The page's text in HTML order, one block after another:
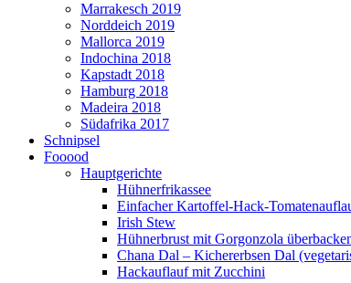
Marrakesch 2019
Norddeich 2019
Mallorca 2019
Indochina 2018
Kapstadt 2018
Hamburg 2018
Madeira 2018
Südafrika 2017
Schnipsel
Fooood
Hauptgerichte
Hühnerfrikassee
Einfacher Kartoffel-Hack-
Irish Stew
Hühnerbrust mit Gorgonzola
Chana Dal – Kichererbsen Dal
Hackauflauf mit Zucchini